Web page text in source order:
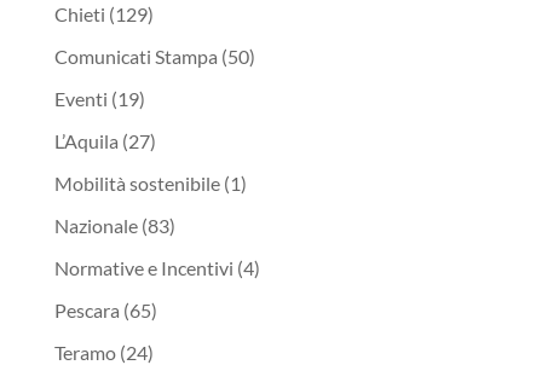
Chieti (129)
Comunicati Stampa (50)
Eventi (19)
L’Aquila (27)
Mobilità sostenibile(1)
Nazionale(83)
Normative e Incentivi (4)
Pescara (65)
Teramo(24)